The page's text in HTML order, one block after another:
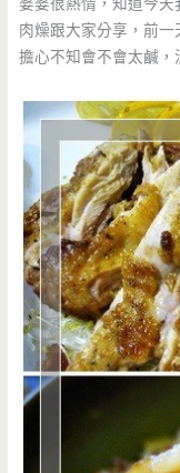
肉燥跟大家分享，前
擔心不知會不會太鹹，